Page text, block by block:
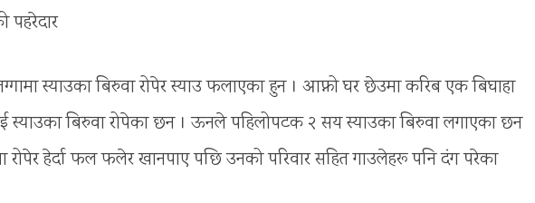
स्याउका बिरुवा रोपेर स्याउ फलाएका हुन । आफ्नो घर छेउमा करिब एक बिघाहा
स्याउका बिरुवा रोपेका छन । ऊनले पहिलोपटक २ सय स्याउका बिरुवा लगाएका छन
रोपेर हेर्दा फल फलेर खानपाए पछि उनको परिवार सहित गाउलेहरू पनि दंग परेका